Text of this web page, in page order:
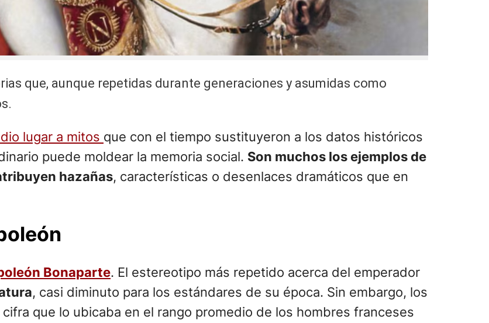
que, aunque repetidas durante generaciones y asumidas como
lugar a mitos que con el tiempo sustituyeron a los datos históricos
puede moldear la memoria social. Son muchos los ejemplos de
hazañas, características o desenlaces dramáticos que en
Bonaparte. El estereotipo más repetido acerca del emperador
, casi diminuto para los estándares de su época. Sin embargo, los
cifra que lo ubicaba en el rango promedio de los hombres franceses